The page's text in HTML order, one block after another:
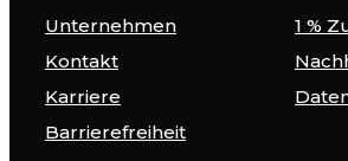
Unternehmen
1 %
Kontakt
Karriere
Barrierefreiheit